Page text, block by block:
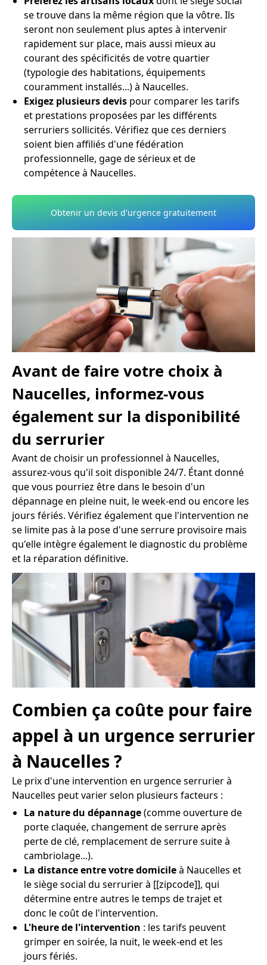
se trouve dans la même région que la vôtre. Ils
seront non seulement plus aptes à intervenir
rapidement sur place, mais aussi mieux au
courant des spécificités de votre quartier
(typologie des habitations, équipements
couramment installés...) à Naucelles.
Exigez plusieurs devis pour comparer les tarifs
et prestations proposées par les différents
serruriers sollicités. Vérifiez que ces derniers
soient bien affiliés d'une fédération
professionnelle, gage de sérieux et de
compétence à Naucelles.
Obtenir un devis d'urgence gratuitement
Avant de faire votre choix à
Naucelles, informez-vous
également sur la disponibilité
du serrurier
Avant de choisir un professionnel à Naucelles,
assurez-vous qu'il soit disponible 24/7. Étant donné
que vous pourriez être dans le besoin d'un
dépannage en pleine nuit, le week-end ou encore les
jours fériés. Vérifiez également que l'intervention ne
se limite pas à la pose d'une serrure provisoire mais
qu'elle intègre également le diagnostic du problème
et la réparation définitive.
Combien ça coûte pour faire
appel à un urgence serrurier
à Naucelles ?
Le prix d'une intervention en urgence serrurier à
Naucelles peut varier selon plusieurs facteurs :
La nature du dépannage(comme ouverture de
porte claquée, changement de serrure après
perte de clé, remplacement de serrure suite à
cambriolage...).
La distance entre votre domicileà Naucelles et
le siège social du serrurier à [[zipcode]], qui
détermine entre autres le temps de trajet et
donc le coût de l'intervention.
L'heure de l'intervention : les tarifs peuvent
grimper en soirée, la nuit, le week-end et les
jours fériés.